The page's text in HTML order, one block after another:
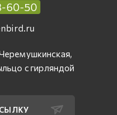
60-50
с гирляндой